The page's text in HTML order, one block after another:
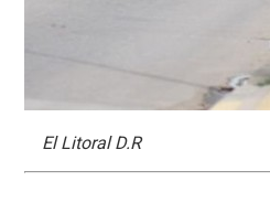
El Litoral D.R